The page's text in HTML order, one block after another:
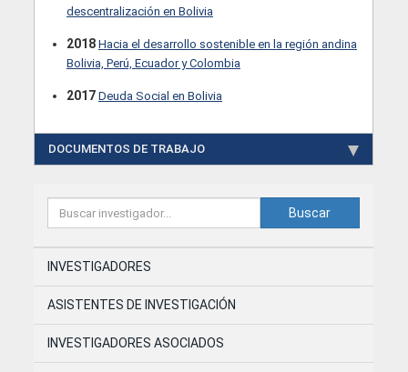
Buscar
INVESTIGADORES
ASISTENTES DE INVESTIGACIÓN
INVESTIGADORES ASOCIADOS
descentralización en Bolivia
2018 Hacia el desarrollo sostenible en la región andina
Bolivia, Perú, Ecuador y Colombia
2017 Deuda Social en Bolivia
DOCUMENTOS DE TRABAJO